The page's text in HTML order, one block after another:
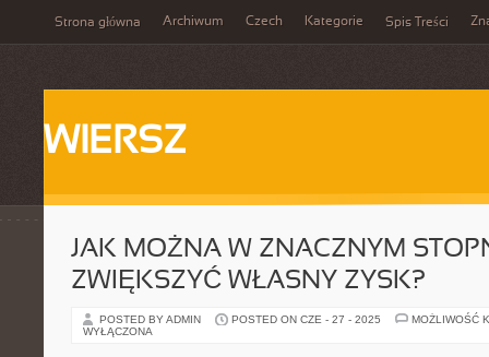
Strona główna Archiwum Czech Kategorie Spis Treści
WIERSZ
JAK MOŻNA W ZNACZNYM
ZWIĘKSZYĆ WŁASNY ZYSK?
POSTED BY ADMIN POSTED ON CZE - 27 - 2025
MOŻLIWOŚĆ
WYŁĄCZONA